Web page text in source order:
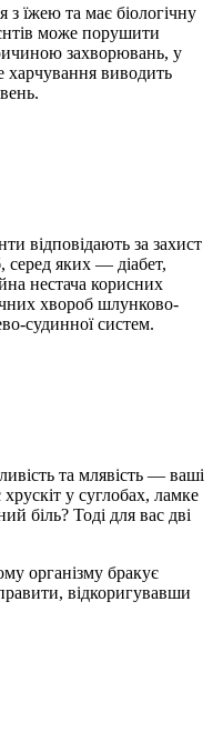
їжею та має біологічну
може порушити
захворювань, у
харчування виводить
відповідають за захист
серед яких — діабет,
нестача корисних
хвороб шлунково-
судинної систем.
та млявість — ваші
у суглобах, ламке
біль? Тоді для вас дві
організму бракує
відкоригувавши